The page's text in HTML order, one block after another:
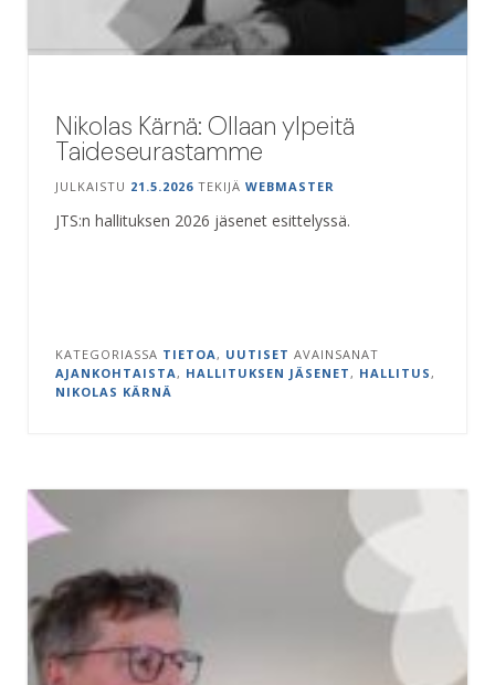
Nikolas Kärnä: Ollaan ylpeitä
Taideseurastamme
JULKAISTU 21.5.2026 TEKIJÄ WEBMASTER
JTS:n hallituksen 2026 jäsenet esittelyssä.
KATEGORIASSA TIETOA , UUTISET AVAINSANAT
AJANKOHTAISTA , HALLITUKSEN JÄSENET , HALLITUS ,
NIKOLAS KÄRNÄ